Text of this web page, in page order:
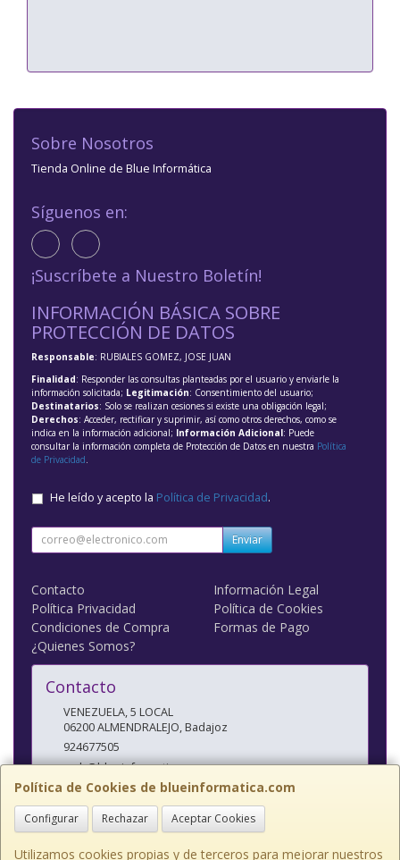
Política de Cookies de blueinformatica.com
Configurar Rechazar Aceptar Cookies
Utilizamos cookies propias y de terceros para mejorar nuestros
Sobre Nosotros
Tienda Online de Blue Informática
Síguenos en:
¡Suscríbete a Nuestro Boletín!
INFORMACIÓN BÁSICA SOBRE
PROTECCIÓN DE DATOS
Responsable: RUBIALES GOMEZ, JOSE JUAN
Finalidad: Responder las consultas planteadas por el usuario y enviarle la
información solicitada; Legitimación: Consentimiento del usuario;
Destinatarios: Solo se realizan cesiones si existe una obligación legal;
Derechos: Acceder, rectificar y suprimir, así como otros derechos, como se
indica en la información adicional; Información Adicional: Puede
consultar la información completa de Protección de Datos en nuestra Política
de Privacidad
He leído y acepto la Política de Privacidad.
Enviar
Contacto
Información Legal
Política Privacidad
Política de Cookies
Condiciones de Compra
Formas de Pago
¿Quienes Somos?
Contacto
VENEZUELA, 5 LOCAL
06200ALMENDRALEJO,Badajoz
924677505
web@blueinformatica.com
Horario
10 a 14 Y 17 a 20:30